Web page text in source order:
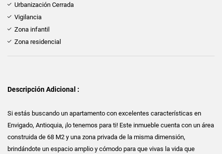
Urbanización Cerrada
Vigilancia
Zona infantil
Zona residencial
Descripción Adicional :
Si estás buscando un apartamento con excelentes características en
Envigado, Antioquia, ¡lo tenemos para ti! Este inmueble cuenta con un área
construida de 68 M2 y una zona privada de la misma dimensión,
brindándote un espacio amplio y cómodo para que vivas la vida que